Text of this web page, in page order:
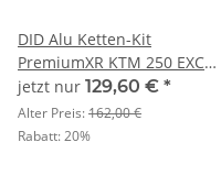
DID Alu Ketten-Kit
PremiumXR KTM 250 EXC
Racing Bj. 03
jetzt nur 129,60 € *
Alter Preis:162,00 €
Rabatt:20%